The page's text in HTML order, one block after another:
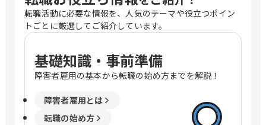
転職活動に必要な情報を、人気のテーマや役立つポイン
トごとに厳選してご紹介しています。
基礎知識・事前準備
障害者雇用の基本から転職の始め方までを解説！
障害者雇用とは
転職の始め方